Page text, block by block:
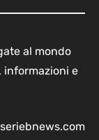
al mondo
informazioni e